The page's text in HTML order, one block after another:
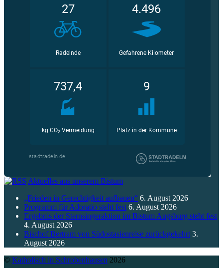
Aktuelles aus unserem Bistum
„Frieden in Gerechtigkeit aufbauen“ 6. August 2026
Programm für Adoratio steht fest 6. August 2026
Ergebnis der Sternsingeraktion im Bistum Augsburg steht fest
4. August 2026
Bischof Bertram von Südostasienreise zurückgekehrt 3.
August 2026
© Katholisch in Schrobenhausen 2026